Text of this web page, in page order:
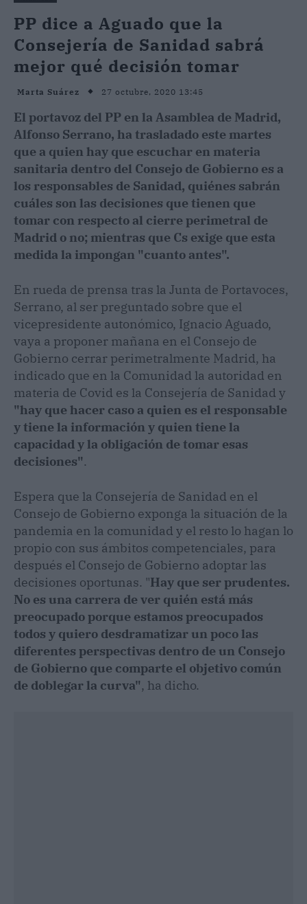
PP dice a Aguado que la
Consejería de Sanidad sabrá
mejor qué decisión tomar
Marta Suárez 27 octubre, 2020 13:45
El portavoz del PP en la Asamblea de Madrid,
Alfonso Serrano, ha trasladado este martes
que a quien hay que escuchar en materia
sanitaria dentro del Consejo de Gobierno es a
los responsables de Sanidad, quiénes sabrán
cuáles son las decisiones que tienen que
tomar con respecto al cierre perimetral de
Madrid o no; mientras que Cs exige que esta
medida la impongan "cuanto antes".
En rueda de prensa tras la Junta de Portavoces,
Serrano, al ser preguntado sobre que el
vicepresidente autonómico, Ignacio Aguado,
vaya a proponer mañana en el Consejo de
Gobierno cerrar perimetralmente Madrid, ha
indicado que en la Comunidad la autoridad en
materia de Covid es la Consejería de Sanidad y
"hay que hacer caso a quien es el responsable
y tiene la información y quien tiene la
capacidad y la obligación de tomar esas
decisiones".
Espera que la Consejería de Sanidad en el
Consejo de Gobierno exponga la situación de la
pandemia en la comunidad y el resto lo hagan lo
propio con sus ámbitos competenciales, para
después el Consejo de Gobierno adoptar las
decisiones oportunas. "Hay que ser prudentes.
No es una carrera de ver quién está más
preocupado porque estamos preocupados
todos y quiero desdramatizar un poco las
diferentes perspectivas dentro de un Consejo
de Gobierno que comparte el objetivo común
de doblegar la curva", ha dicho.